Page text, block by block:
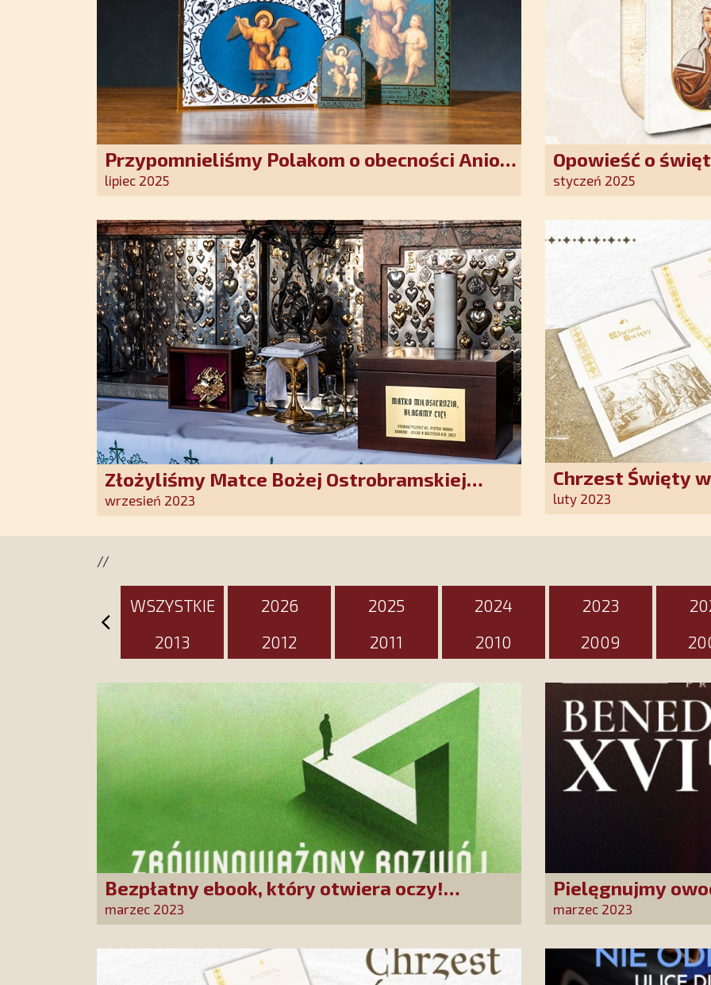
Przypomnieliśmy Polakom o obecności Anioła
Stróża!
lipiec 2025
Opowieść o
oddania się
styczeń 2025
Złożyliśmy Matce Bożej Ostrobramskiej
pozłacane wotum
wrzesień 2023
Chrzest Święty
Kościoła. Nasz
luty 2023
//
WSZYSTKIE 2026 2025 2024 2023
2013
2012 2011 2010 2009
Bezpłatny ebook, który otwiera oczy!
Dowiedz się, czym jest zrównoważony rozwój
marzec 2023
Pielęgnujmy
udział w naszej
marzec 2023